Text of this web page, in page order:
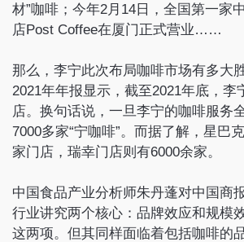
材”咖啡；今年2月14日，全国第一家
店Post Coffee在厦门正式营业……
那么，李宁此次布局咖啡市场有多大
2021年年报显示，截至2021年底，李
店。换句话说，一旦李宁的咖啡服务
7000多家“宁咖啡”。而据了解，星巴
家门店，瑞幸门店则有6000余家。
中国食品产业分析师朱丹蓬对中国商
行业讲究两个核心：品牌效应和规模
这两项。但其同样面临着包括咖啡的